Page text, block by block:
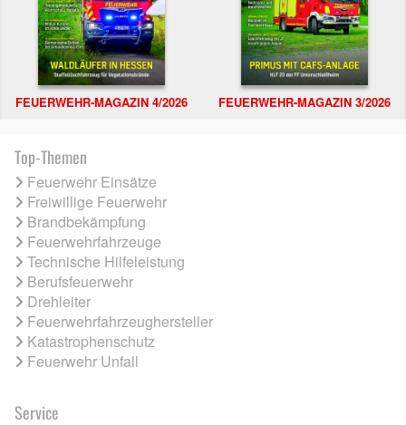
FEUERWEHR-MAGAZIN 4/2026 FEUERWEHR-MAGAZIN 3/2026
Top-Themen
Feuerwehr Einsätze
Freiwillige Feuerwehr
Brandbekämpfung
Feuerwehrfahrzeuge
Technische Hilfeleistung
Berufsfeuerwehr
Drehleiter
Feuerwehrfahrzeughersteller
Katastrophenschutz
Feuerwehr Unfall
Service